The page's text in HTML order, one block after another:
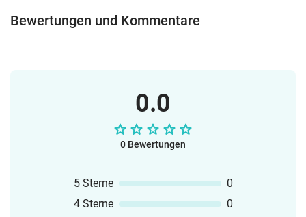
Bewertungen und Kommentare
0.0
0 Bewertungen
5 Sterne
0
4 Sterne
0